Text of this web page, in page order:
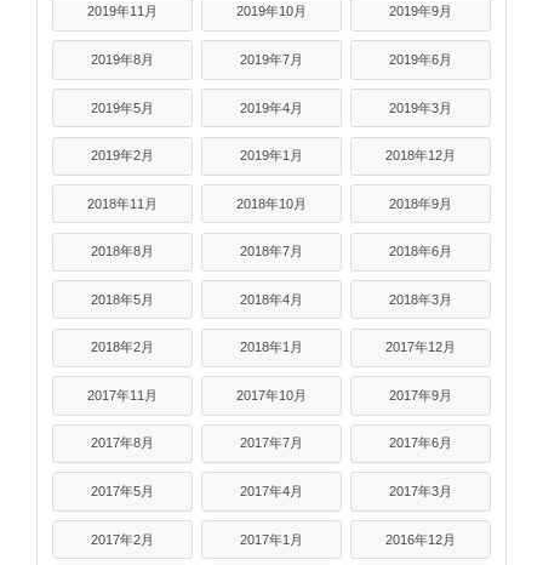
2019年11月 2019年10月 2019年9月
2019年8月 2019年7月 2019年6月
2019年5月 2019年4月 2019年3月
2019年2月 2019年1月 2018年12月
2018年11月 2018年10月 2018年9月
2018年8月 2018年7月 2018年6月
2018年5月 2018年4月 2018年3月
2018年2月 2018年1月 2017年12月
2017年11月 2017年10月 2017年9月
2017年8月 2017年7月 2017年6月
2017年5月 2017年4月 2017年3月
2017年2月 2017年1月 2016年12月